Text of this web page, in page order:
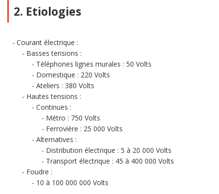
2. Etiologies
Courant électrique :
Basses tensions :
Téléphones lignes murales : 50 Volts
Domestique : 220 Volts
Ateliers : 380 Volts
Hautes tensions :
Continues :
Métro : 750 Volts
Ferrovière : 25 000 Volts
Alternatives :
Distribution électrique : 5 à 20 000 Volts
Transport électrique : 45 à 400 000 Volts
Foudre :
10 à 100 000 000 Volts